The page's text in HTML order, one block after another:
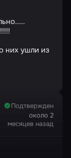
них ушли из
Подтвержден
около 2
месяцев назад